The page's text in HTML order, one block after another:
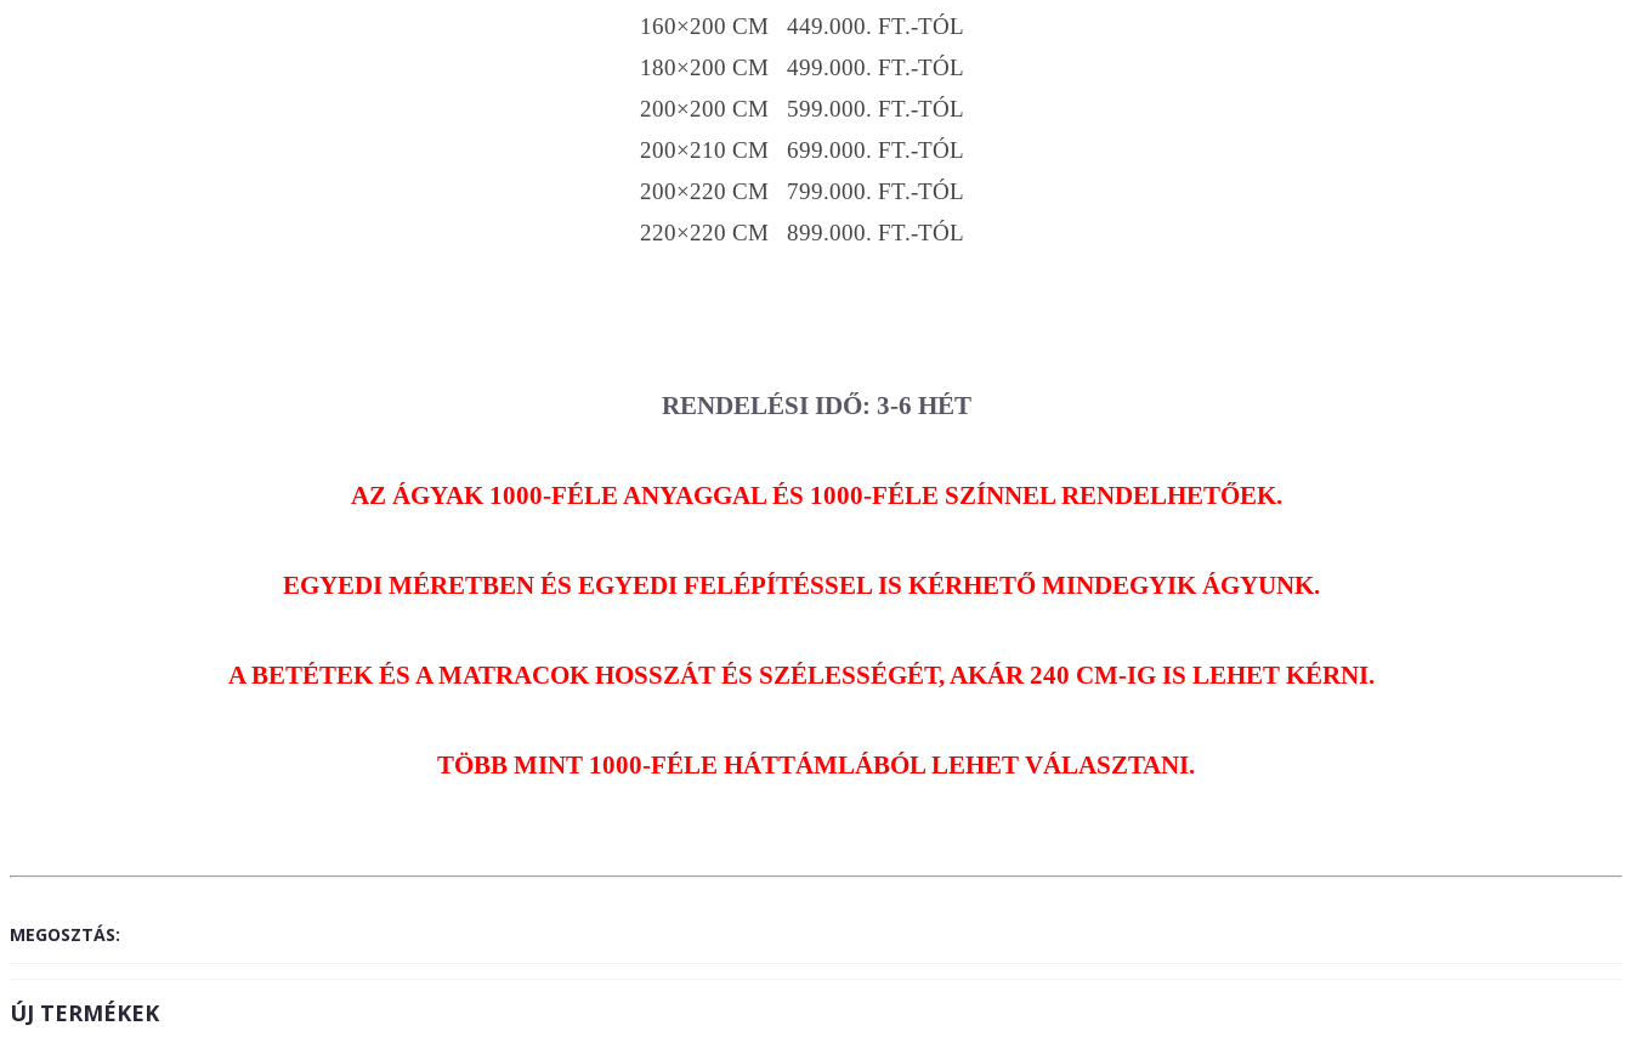
160×200 CM 449.000. FT.-TÓL
180×200 CM 499.000. FT.-TÓL
200×200 CM 599.000. FT.-TÓL
200×210 CM 699.000. FT.-TÓL
200×220 CM 799.000. FT.-TÓL
220×220 CM 899.000. FT.-TÓL
RENDELÉSI IDŐ: 3-6 HÉT
AZ ÁGYAK 1000-FÉLE ANYAGGAL ÉS 1000-FÉLE SZÍNNEL RENDELHETŐEK.
EGYEDI MÉRETBEN ÉS EGYEDI FELÉPÍTÉSSEL IS KÉRHETŐ MINDEGYIK ÁGYUNK.
A BETÉTEK ÉS A MATRACOK HOSSZÁT ÉS SZÉLESSÉGÉT, AKÁR 240 CM-IG IS LEHET KÉRNI.
TÖBB MINT 1000-FÉLE HÁTTÁMLÁBÓL LEHET VÁLASZTANI.
MEGOSZTÁS:
ÚJ TERMÉKEK